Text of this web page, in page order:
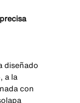
diseñado
a la
con